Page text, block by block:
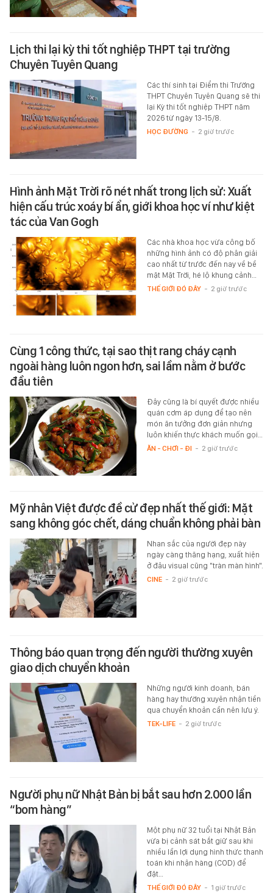
Lịch thi lại kỳ thi tốt nghiệp THPT tại trường
Chuyên Tuyên Quang
Các thí sinh tại Điểm thi Trường
THPT Chuyên Tuyên Quang sẽ thi
lại Kỳ thi tốt nghiệp THPT năm
2026 từ ngày 13-15/8.
HỌC ĐƯỜNG - 2 giờ trước
Hình ảnh Mặt Trời rõ nét nhất trong lịch sử: Xuất
hiện cấu trúc xoáy bí ẩn, giới khoa học ví như kiệt
tác của Van Gogh
Các nhà khoa học vừa công bố
những hình ảnh có độ phân giải
cao nhất từ trước đến nay về bề
mặt Mặt Trời, hé lộ khung cảnh…
THẾ GIỚI ĐÓ ĐÂY - 2 giờ trước
Cùng 1 công thức, tại sao thịt rang cháy cạnh
ngoài hàng luôn ngon hơn, sai lầm nằm ở bước
đầu tiên
Đây cũng là bí quyết được nhiều
quán cơm áp dụng để tạo nên
món ăn tưởng đơn giản nhưng
luôn khiến thực khách muốn gọi…
ĂN - CHƠI - ĐI - 2 giờ trước
Mỹ nhân Việt được đề cử đẹp nhất thế giới: Mặt
sang không góc chết, dáng chuẩn không phải bàn
Nhan sắc của người đẹp này
ngày càng thăng hạng, xuất hiện
ở đâu visual cũng "tràn màn hình".
CINE - 2 giờ trước
Thông báo quan trọng đến người thường xuyên
giao dịch chuyển khoản
Những người kinh doanh, bán
hàng hay thường xuyên nhận tiền
qua chuyển khoản cần nên lưu ý.
TEK-LIFE - 2 giờ trước
Người phụ nữ Nhật Bản bị bắt sau hơn 2.000 lần
“bom hàng”
Một phụ nữ 32 tuổi tại Nhật Bản
vừa bị cảnh sát bắt giữ sau khi
nhiều lần lợi dụng hình thức thanh
toán khi nhận hàng (COD) để
đặt…
THẾ GIỚI ĐÓ ĐÂY - 1 giờ trước